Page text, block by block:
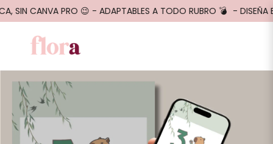
SIN CANVA PRO 😉 - ADAPTABLES A TODO RUBRO 💣 - DISEÑA